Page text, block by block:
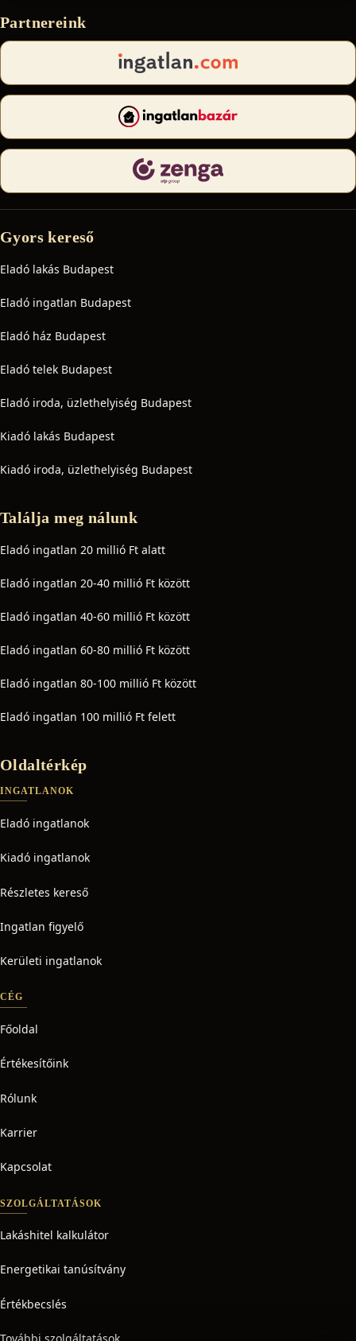
Partnereink
Gyors kereső
Eladó lakás Budapest
Eladó ingatlan Budapest
Eladó ház Budapest
Eladó telek Budapest
Eladó iroda, üzlethelyiség Budapest
Kiadó lakás Budapest
Kiadó iroda, üzlethelyiség Budapest
Találja meg nálunk
Eladó ingatlan 20 millió Ft alatt
Eladó ingatlan 20-40 millió Ft között
Eladó ingatlan 40-60 millió Ft között
Eladó ingatlan 60-80 millió Ft között
Eladó ingatlan 80-100 millió Ft között
Eladó ingatlan 100 millió Ft felett
Oldaltérkép
INGATLANOK
Eladó ingatlanok
Kiadó ingatlanok
Részletes kereső
Ingatlan figyelő
Kerületi ingatlanok
CÉG
Főoldal
Értékesítőink
Rólunk
Karrier
Kapcsolat
SZOLGÁLTATÁSOK
Lakáshitel kalkulátor
Energetikai tanúsítvány
Értékbecslés